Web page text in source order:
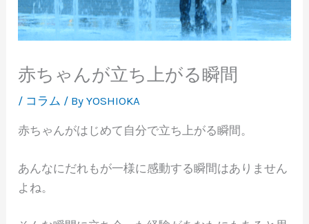
赤ちゃんが立ち上がる瞬間
/ コラム / ByYOSHIOKA
赤ちゃんがはじめて自分で立ち上がる瞬間。
あんなにだれもが一様に感動する瞬間はありません
よね。